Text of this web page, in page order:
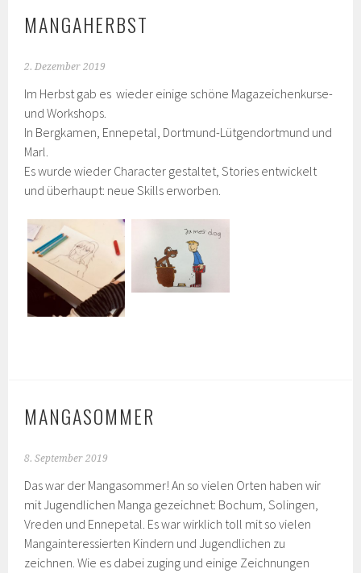
MANGAHERBST
2. Dezember 2019
Im Herbst gab es wieder einige schöne Magazeichenkurse-
und Workshops.
In Bergkamen, Ennepetal, Dortmund-Lütgendortmund und
Marl.
Es wurde wieder Character gestaltet, Stories entwickelt
und überhaupt: neue Skills erworben.
MANGASOMMER
8. September 2019
Das war der Mangasommer! An so vielen Orten haben wir
mit Jugendlichen Manga gezeichnet: Bochum, Solingen,
Vreden und Ennepetal. Es war wirklich toll mit so vielen
Mangainteressierten Kindern und Jugendlichen zu
zeichnen. Wie es dabei zuging und einige Zeichnungen